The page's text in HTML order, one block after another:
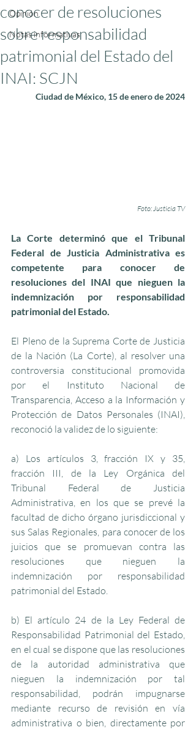
Opinión
Notas informativas
conocer de resoluciones
sobre responsabilidad
patrimonial del Estado del
INAI: SCJN
Ciudad de México, 15 de enero de 2024
Foto: Justicia TV
La Corte determinó que el Tribunal
Federal de Justicia Administrativa es
competente para conocer de
resoluciones del INAI que nieguen la
indemnización por responsabilidad
patrimonial del Estado.
El Pleno de la Suprema Corte de Justicia
de la Nación (La Corte), al resolver una
controversia constitucional promovida
por el Instituto Nacional de
Transparencia, Acceso a la Información y
Protección de Datos Personales (INAI),
reconoció la validez de lo siguiente:
a) Los artículos 3, fracción IX y 35,
fracción III, de la Ley Orgánica del
Tribunal Federal de Justicia
Administrativa, en los que se prevé la
facultad de dicho órgano jurisdiccional y
sus Salas Regionales, para conocer de los
juicios que se promuevan contra las
resoluciones que nieguen la
indemnización por responsabilidad
patrimonial del Estado.
b) El artículo 24 de la Ley Federal de
Responsabilidad Patrimonial del Estado,
en el cual se dispone que las resoluciones
de la autoridad administrativa que
nieguen la indemnización por tal
responsabilidad, podrán impugnarse
mediante recurso de revisión en vía
administrativa o bien, directamente por